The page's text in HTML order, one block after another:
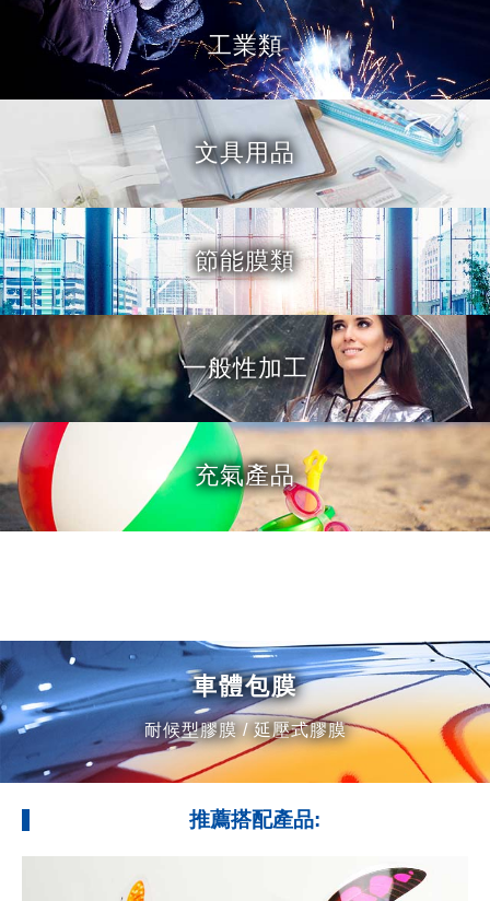
工業類
文具用品
節能膜類
一般性加工
充氣產品
車體包膜
耐候型膠膜 / 延壓式膠膜
推薦搭配產品: